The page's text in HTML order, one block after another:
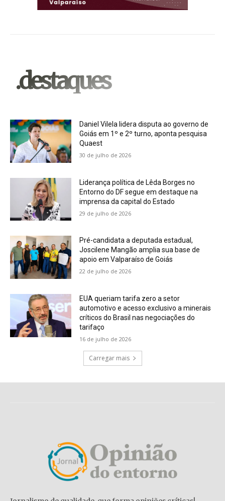
.destaques
Daniel Vilela lidera disputa ao governo de
Goiás em 1º e 2º turno, aponta pesquisa
Quaest
30 de julho de 2026
Liderança política de Lêda Borges no
Entorno do DF segue em destaque na
imprensa da capital do Estado
29 de julho de 2026
Pré-candidata a deputada estadual,
Joscilene Mangão amplia sua base de
apoio em Valparaíso de Goiás
22 de julho de 2026
EUA queriam tarifa zero a setor
automotivo e acesso exclusivo a minerais
críticos do Brasil nas negociações do
tarifaço
16 de julho de 2026
Carregar mais